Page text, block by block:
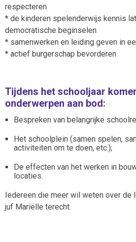
respecteren
* de kinderen spelenderwijs kennis
democratische beginselen
* samenwerken en leiding geven in
* actief burgerschap bevorderen
Tijdens het schooljaar
onderwerpen aan bod:
Bespreken van belangrijke
Het schoolplein (samen spelen,
activiteiten om te doen, etc.);
De effecten van het werken in
locaties.
Iedereen die meer wil weten over de
juf Mariëlle terecht.